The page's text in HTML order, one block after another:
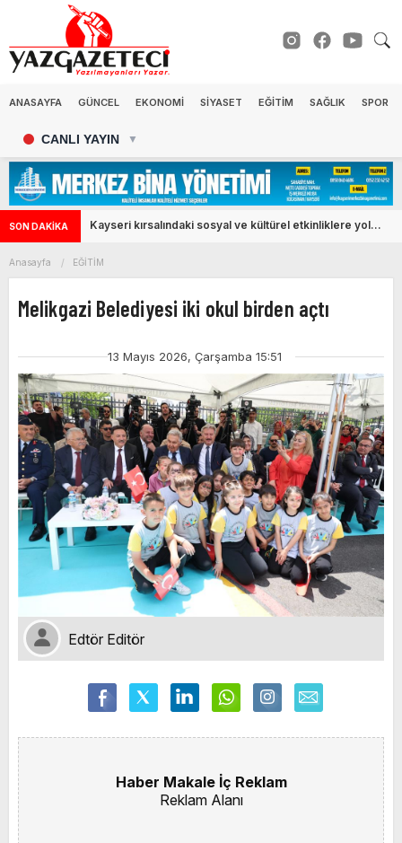
ANASAYFA GÜNCEL EKONOMİ SİYASET EĞİTİM SAĞLIK SPOR
CANLI YAYIN ▼
SON DAKİKA
Kayseri kırsalındaki sosyal ve kültürel etkinliklere yol
Anasayfa EĞİTİM
Melikgazi Belediyesi iki okul birden açtı
13 Mayıs 2026, Çarşamba 15:51
Edtör Editör
Haber Makale İç Reklam
Reklam Alanı